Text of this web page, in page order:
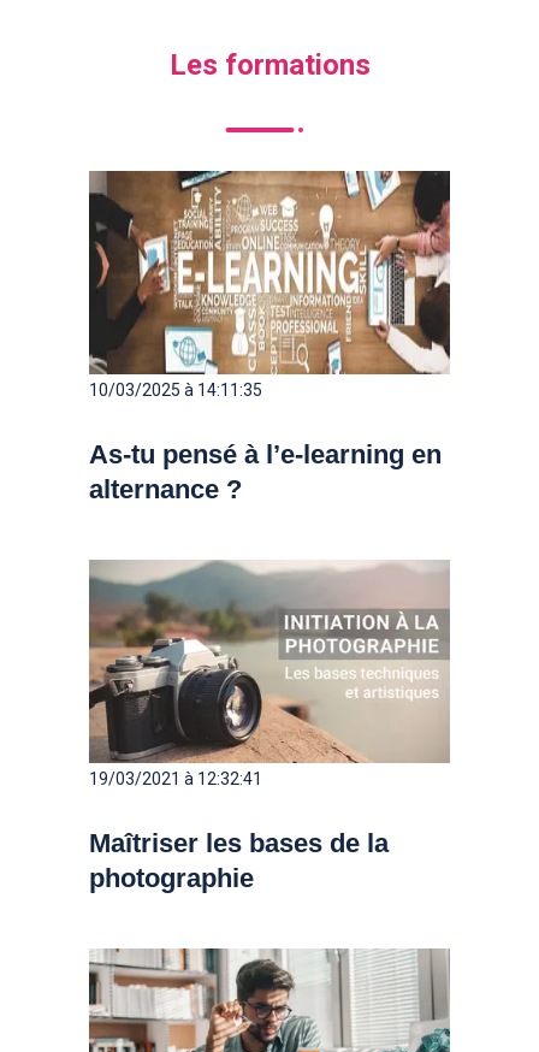
Les formations
10/03/2025 à 14:11:35
As-tu pensé à l’e-learning en
alternance ?
19/03/2021 à 12:32:41
Maîtriser les bases de la
photographie